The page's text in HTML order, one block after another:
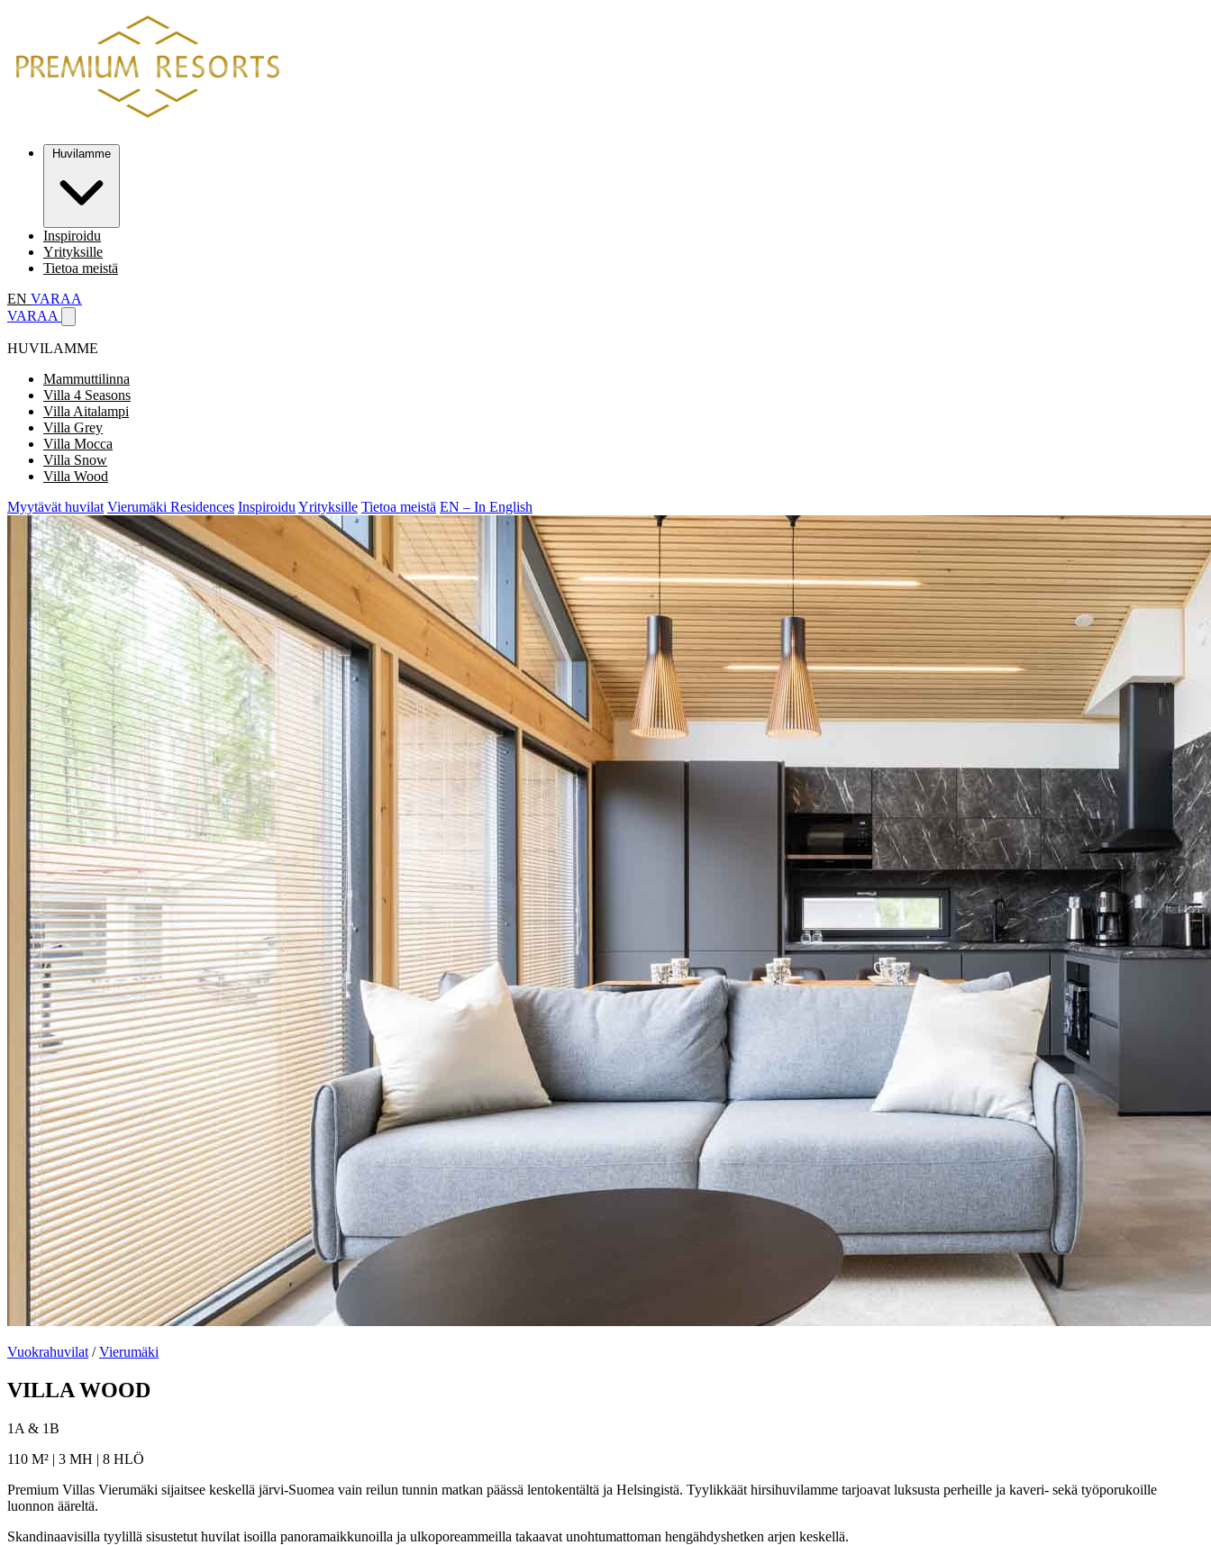
Inspiroidu
Yrityksille
Tietoa meistä
EN VARAA
VARAA
HUVILAMME
Mammuttilinna
Villa 4 Seasons
Villa Aitalampi
Villa Grey
Villa Mocca
Villa Snow
Villa Wood
Myytävät huvilat Vierumäki Residences Inspiroidu Yrityksille Tietoa meistä EN – In English
Vuokrahuvilat /Vierumäki
VILLA WOOD
1A & 1B
110 M² | 3 MH | 8 HLÖ
Premium Villas Vierumäki sijaitsee keskellä järvi-Suomea vain reilun tunnin matkan päässä lentokentältä ja Helsingistä. Tyylikkäät hirsihuvilamme tarjoavat luksusta perheille ja kaveri- sekä työporukoille
luonnon ääreltä.
Skandinaavisilla tyylillä sisustetut huvilat isoilla panoramaikkunoilla ja ulkoporeammeilla takaavat unohtumattoman hengähdyshetken arjen keskellä.